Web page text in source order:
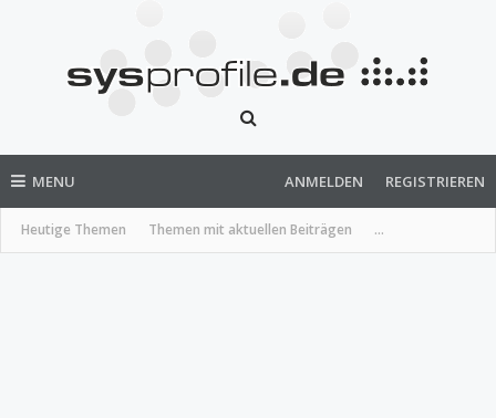
MENU
Heutige Themen Themen mit aktuellen Beiträgen ...
ANMELDEN REGISTRIEREN